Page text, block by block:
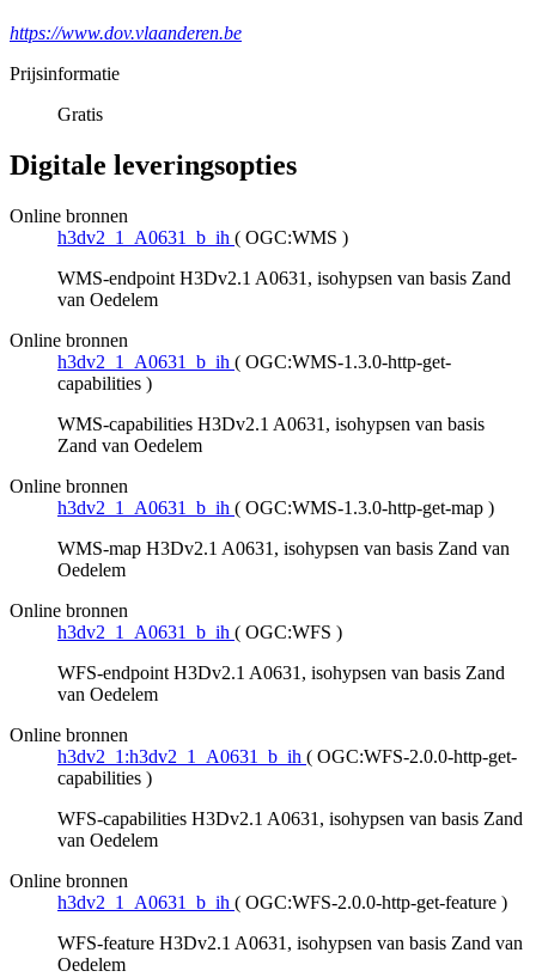
https://www.dov.vlaanderen.be
Prijsinformatie
Gratis
Digitale leveringsopties
Online bronnen
h3dv2_1_A0631_b_ih ( OGC:WMS )
WMS-endpoint H3Dv2.1 A0631, isohypsen van basis Zand
van Oedelem
Online bronnen
h3dv2_1_A0631_b_ih ( OGC:WMS-1.3.0-http-get-
capabilities )
WMS-capabilities H3Dv2.1 A0631, isohypsen van basis
Zand van Oedelem
Online bronnen
h3dv2_1_A0631_b_ih ( OGC:WMS-1.3.0-http-get-map )
WMS-map H3Dv2.1 A0631, isohypsen van basis Zand van
Oedelem
Online bronnen
h3dv2_1_A0631_b_ih ( OGC:WFS )
WFS-endpoint H3Dv2.1 A0631, isohypsen van basis Zand
van Oedelem
Online bronnen
h3dv2_1:h3dv2_1_A0631_b_ih ( OGC:WFS-2.0.0-http-get-
capabilities )
WFS-capabilities H3Dv2.1 A0631, isohypsen van basis Zand
van Oedelem
Online bronnen
h3dv2_1_A0631_b_ih ( OGC:WFS-2.0.0-http-get-feature )
WFS-feature H3Dv2.1 A0631, isohypsen van basis Zand van
Oedelem